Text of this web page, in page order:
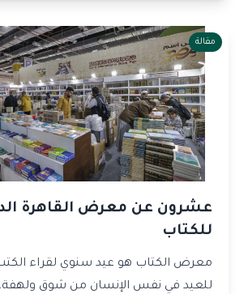
مقالة
عشرون عن معرض القاهرة
للكتاب
معرض الكتاب هو عيد سنوي لقراء
للعيد في نفس الإنسان من شوق ولهفة،